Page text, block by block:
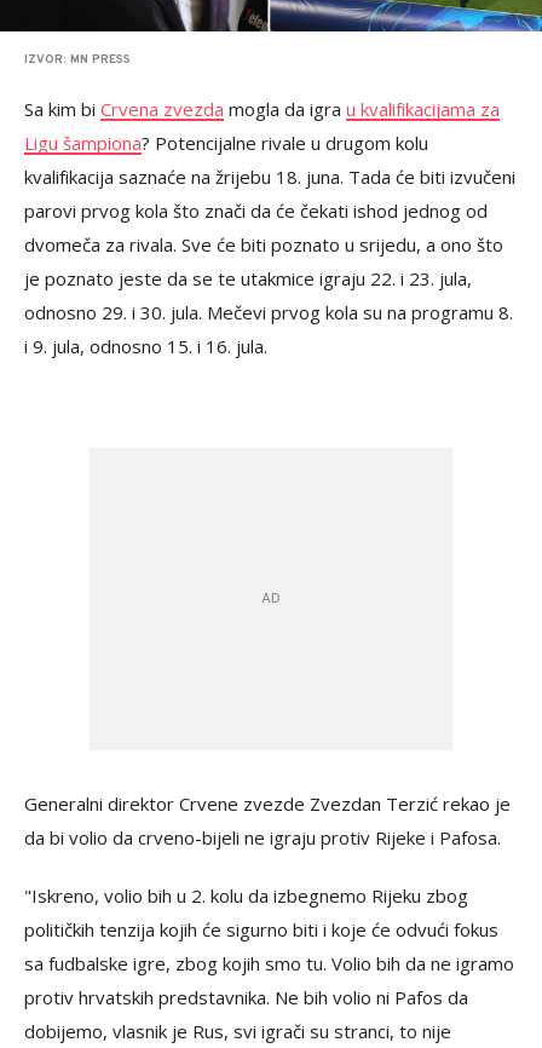
IZVOR: MN PRESS
Sa kim bi Crvena zvezda mogla da igra u kvalifikacijama za
Ligu šampiona? Potencijalne rivale u drugom kolu
kvalifikacija saznaće na žrijebu 18. juna. Tada će biti izvučeni
parovi prvog kola što znači da će čekati ishod jednog od
dvomeča za rivala. Sve će biti poznato u srijedu, a ono što
je poznato jeste da se te utakmice igraju 22. i 23. jula,
odnosno 29. i 30. jula. Mečevi prvog kola su na programu 8.
i 9. jula, odnosno 15. i 16. jula.
Generalni direktor Crvene zvezde Zvezdan Terzić rekao je
da bi volio da crveno-bijeli ne igraju protiv Rijeke i Pafosa.
"Iskreno, volio bih u 2. kolu da izbegnemo Rijeku zbog
političkih tenzija kojih će sigurno biti i koje će odvući fokus
sa fudbalske igre, zbog kojih smo tu. Volio bih da ne igramo
protiv hrvatskih predstavnika. Ne bih volio ni Pafos da
dobijemo, vlasnik je Rus, svi igrači su stranci, to nije